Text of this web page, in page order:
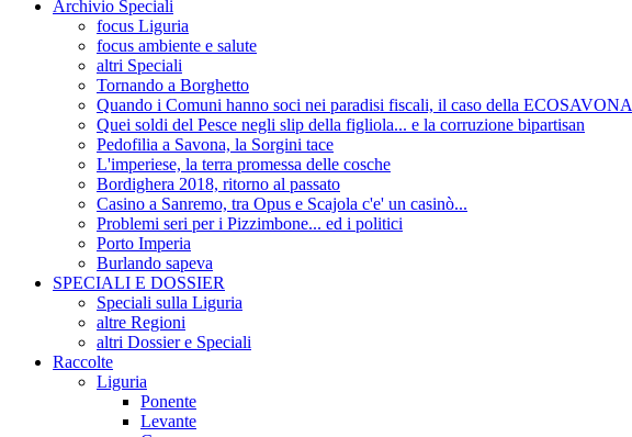
Archivio Speciali
focus Liguria
focus ambiente e salute
altri Speciali
Tornando a Borghetto
Quando i Comuni hanno soci nei paradisi fiscali, il caso della ECOSAVONA
Quei soldi del Pesce negli slip della figliola... e la corruzione bipartisan
Pedofilia a Savona, la Sorgini tace
L'imperiese, la terra promessa delle cosche
Bordighera 2018, ritorno al passato
Casino a Sanremo, tra Opus e Scajola c'e' un casinò...
Problemi seri per i Pizzimbone... ed i politici
Porto Imperia
Burlando sapeva
SPECIALI E DOSSIER
Speciali sulla Liguria
altre Regioni
altri Dossier e Speciali
Raccolte
Liguria
Ponente
Levante